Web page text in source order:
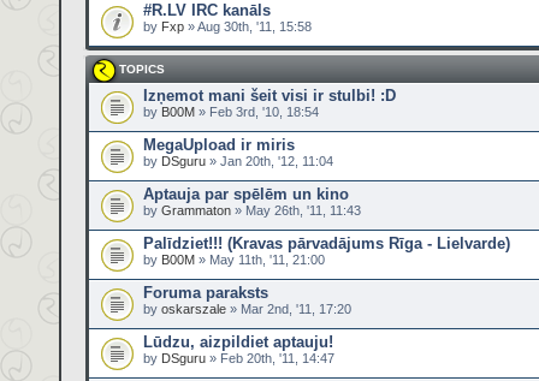
#R.LV IRC kanāls
by Fxp » Aug 30th, '11, 15:58
TOPICS
Izņemot mani šeit visi ir stulbi! :D
by B00M » Feb 3rd, '10, 18:54
MegaUpload ir miris
by DSguru » Jan 20th, '12, 11:04
Aptauja par spēlēm un kino
by Grammaton » May 26th, '11, 11:43
Palīdziet!!! (Kravas pārvadājums Rīga - Lielvarde)
by B00M » May 11th, '11, 21:00
Foruma paraksts
by oskarszale » Mar 2nd, '11, 17:20
Lūdzu, aizpildiet aptauju!
by DSguru » Feb 20th, '11, 14:47